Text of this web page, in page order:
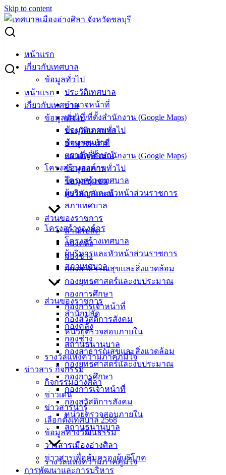
Skip to content
หน้าแรก
เกี่ยวกับเทศบาล
ข้อมูลทั่วไป
ประวัติเทศบาล
อำนาจหน้าที่
แผนที่/ที่ตั้งสำนักงาน (Google Maps)
ข้อมูลสภาพทั่วไป
ข้อมูลชุมชน
ตราสัญลักษณ์
โครงสร้างองค์กร
โครงสร้างเทศบาล
ผู้บริหารและหัวหน้าส่วนราชการ
สภาเทศบาล
ส่วนของราชการ
สำนักปลัด
กองคลัง
กองช่าง
กองสาธารณสุขและสิ่งแวดล้อม
กองยุทธศาสตร์และงบประมาณ
กองการศึกษา
กองการเจ้าหน้าที่
กองสวัสดิการสังคม
หน่วยตรวจสอบภายใน
สถานธนานุบาล
รางวัลแห่งความภาคภูมิใจ
ข่าวสาร กิจกรรม
กิจกรรมอ่างศิลา
ข่าวเด่น
ข่าวสารน่ารู้
เลือกตั้งเทศบาล 2568
ข้อมูลทางวัฒนธรรม
วารสารเมืองอ่างศิลา
ข่าวสารเพื่อคุ้มครองผู้บริโภค
การพัฒนาและการบริหาร
หน้าแรก
เกี่ยวกับเทศบาล
ข้อมูลทั่วไป
ประวัติเทศบาล
อำนาจหน้าที่
แผนที่/ที่ตั้งสำนักงาน (Google Maps)
ข้อมูลสภาพทั่วไป
ข้อมูลชุมชน
ตราสัญลักษณ์
โครงสร้างองค์กร
โครงสร้างเทศบาล
ผู้บริหารและหัวหน้าส่วนราชการ
สภาเทศบาล
ส่วนของราชการ
สำนักปลัด
กองคลัง
กองช่าง
กองสาธารณสุขและสิ่งแวดล้อม
กองยุทธศาสตร์และงบประมาณ
กองการศึกษา
กองการเจ้าหน้าที่
กองสวัสดิการสังคม
หน่วยตรวจสอบภายใน
สถานธนานุบาล
รางวัลแห่งความภาคภูมิใจ
Search for:
การโอนเงินงบประมาณรายจ่าย ประจำปีงบประมาณ พ.ศ. 2566
ครั้งที่ 6/2566
การโอนเงินงบประมาณรายจ่าย ประจำ
ปีงบประมาณ พ.ศ. 2566 ครั้งที่ 6/2566
สิงหาคม 7, 2023 สิงหาคม 9, 2023
การโอนเงินงบประมาณรายจ่าย ประจำปีงบประมาณ พ.ศ. 2566